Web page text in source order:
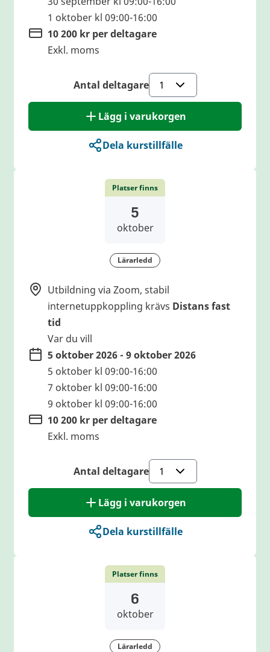
1 oktober kl 09:00-16:00
10 200 kr per deltagare
Exkl. moms
Antal deltagare
Lägg i varukorgen
Dela kurstillfälle
Platser finns
5
oktober
Lärarledd
Utbildning via Zoom, stabil
internetuppkoppling krävs Distans fast
tid
Var du vill
5 oktober 2026 - 9 oktober 2026
5 oktober kl 09:00-16:00
7 oktober kl 09:00-16:00
9 oktober kl 09:00-16:00
10 200 kr per deltagare
Exkl. moms
Antal deltagare
Lägg i varukorgen
Dela kurstillfälle
Platser finns
6
oktober
Lärarledd